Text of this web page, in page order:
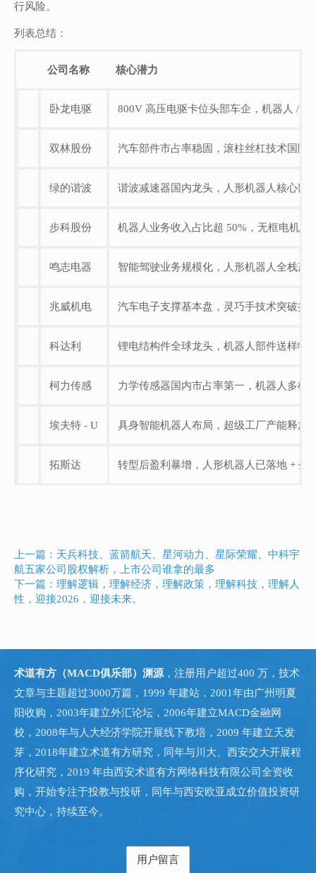
行风险。
列表总结：
公司名称 核心潜力
卧龙电驱 800V 高压电驱卡位头部车企，机器人 /
双林股份 汽车部件市占率稳固，滚柱丝杠技术国际
绿的谐波 谐波减速器国内龙头，人形机器人核心部
步科股份 机器人业务收入占比超 50%，无框电机 /
鸣志电器 智能驾驶业务规模化，人形机器人全栈产
兆威机电 汽车电子支撑基本盘，灵巧手技术突破抢
科达利 锂电结构件全球龙头，机器人部件送样特
柯力传感 力学传感器国内市占率第一，机器人多模
埃夫特 - U 具身智能机器人布局，超级工厂产能释放
拓斯达 转型后盈利暴增，人形机器人已落地 + 生
上一篇：天兵科技、蓝箭航天、星河动力、星际荣耀、中科宇
航五家公司股权解析，上市公司谁拿的最多
下一篇：理解逻辑，理解经济，理解政策，理解科技，理解人
性，迎接2026，迎接未来。
术道有方（MACD俱乐部）渊源 ，注册用户超过400 万，技术
文章与主题超过3000万篇，1999 年建站，2001年由广州明夏
阳收购，2003年建立外汇论坛，2006年建立MACD金融网
校，2008年与人大经济学院开展线下教培，2009 年建立天发
芽，2018年建立术道有方研究，同年与川大、西安交大开展程
序化研究，2019 年由西安术道有方网络科技有限公司全资收
购，开始专注于投教与投研，同年与西安欧亚成立价值投资研
究中心，持续至今。
用户留言